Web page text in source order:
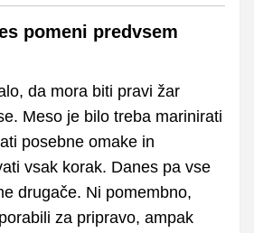
pomeni predvsem
da mora biti pravi žar
Meso je bilo treba marinirati
posebne omake in
vsak korak. Danes pa vse
drugače. Ni pomembno,
za pripravo, ampak